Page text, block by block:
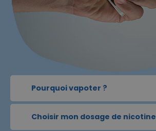
Pourquoi vapoter ?
Choisir mon dosage de nicotine